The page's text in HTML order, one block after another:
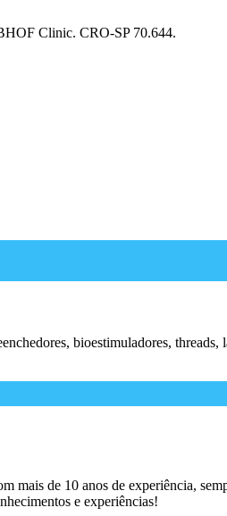
Clinic. CRO-SP 70.644.
bioestimuladores,
de 10 anos de experiência,
e experiências!